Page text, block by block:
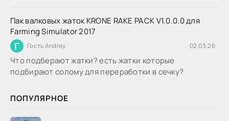
Пак валковых жаток KRONE RAKE PACK V1.0.0.0 для
Farming Simulator 2017
Г Гость Andrey 02.03.26
Что подберают жатки? есть жатки которые
подбирают солому для переработки в сечку?
ПОПУЛЯРНОЕ